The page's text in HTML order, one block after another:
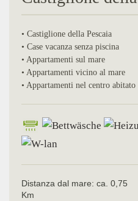
• Castiglione della Pescaia
• Case vacanza senza piscina
• Appartamenti sul mare
• Appartamenti vicino al mare
• Appartamenti nel centro abitato
Distanza dal mare: ca. 0,75
Km